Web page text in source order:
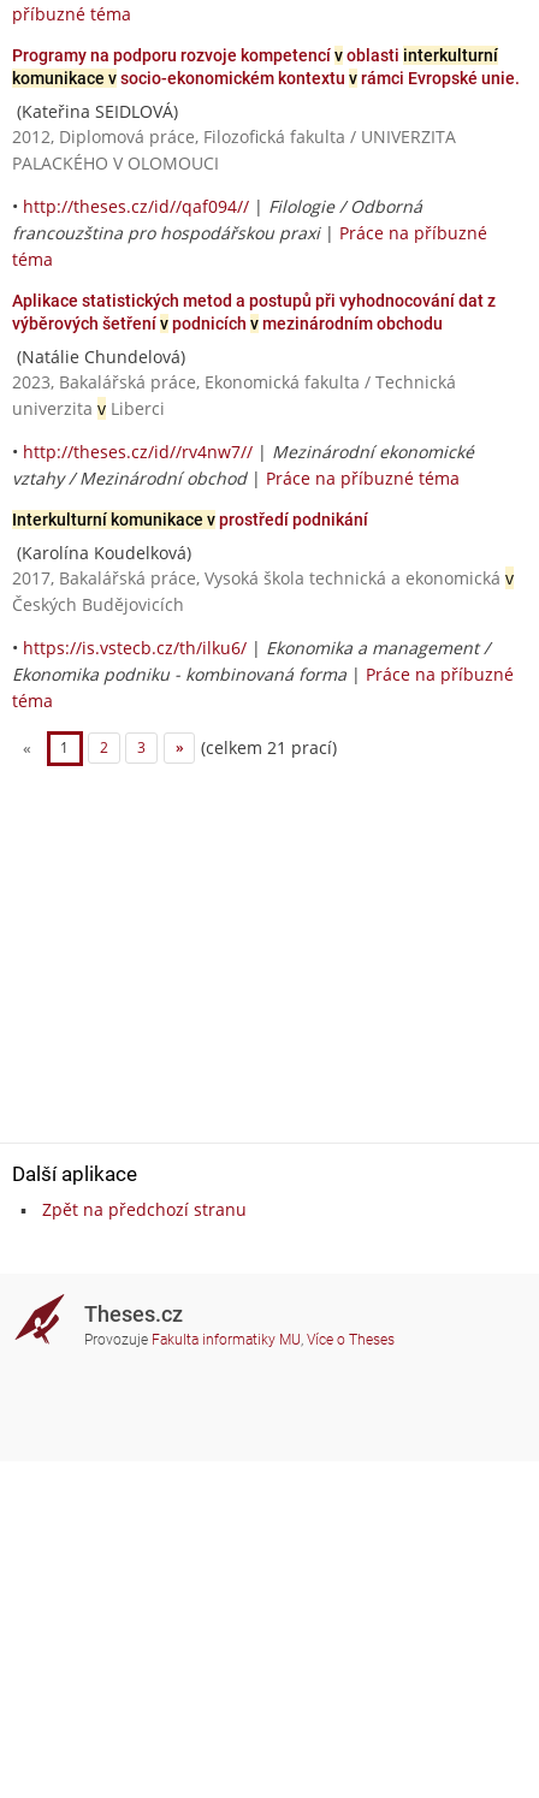
příbuzné téma
Programy na podporu rozvoje kompetencívoblasti interkulturní
komunikace vsocio-ekonomickém kontextu vrámci Evropské unie.
(Kateřina SEIDLOVÁ)
2012, Diplomová práce, Filozofická fakulta / UNIVERZITA
PALACKÉHO V OLOMOUCI
• http://theses.cz/id//qaf094// | Filologie / Odborná
francouzština pro hospodářskou praxi| Práce na příbuzné
téma
Aplikace statistických metod a postupů při vyhodnocování dat z
výběrových šetřenívpodnicích vmezinárodním obchodu
(Natálie Chundelová)
2023, Bakalářská práce, Ekonomická fakulta / Technická
univerzita v Liberci
• http://theses.cz/id//rv4nw7// | Mezinárodní ekonomické
vztahy / Mezinárodní obchod| Práce na příbuzné téma
Interkulturní komunikace vprostředí podnikání
(Karolína Koudelková)
2017, Bakalářská práce, Vysoká škola technická a ekonomická v
Českých Budějovicích
• https://is.vstecb.cz/th/ilku6/ | Ekonomika a management /
Ekonomika podniku - kombinovaná forma | Práce na příbuzné
téma
« 1 2 3 » (celkem 21 prací)
Další aplikace
Zpět na předchozí stranu
Theses.cz
Provozuje Fakulta informatiky MU, Více o Theses